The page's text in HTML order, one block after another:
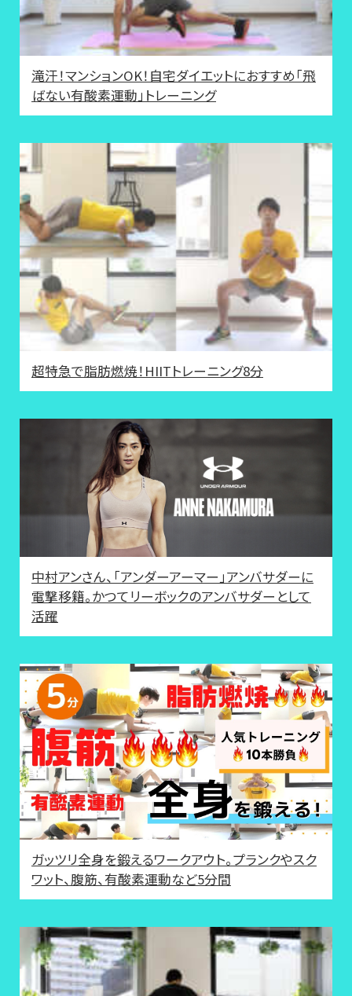
滝汗！マンションOK！自宅ダイエットにおすすめ「飛
ばない有酸素運動」トレーニング
超特急で脂肪燃焼！HIITトレーニング8分
中村アンさん、「アンダーアーマー」アンバサダーに
電撃移籍。かつてリーボックのアンバサダーとして
活躍
ガッツリ全身を鍛えるワークアウト。プランクやスク
ワット、腹筋、有酸素運動など5分間